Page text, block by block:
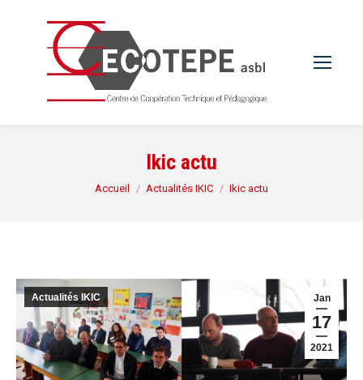
Ikic actu
Vous êtes ici :
Accueil Actualités IKIC Ikic actu
Jan
17
2021
Actualités IKIC